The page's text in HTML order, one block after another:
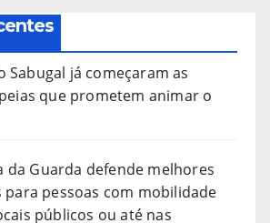
Sabugal já começaram as
que prometem animar o
da Guarda defende melhores
para pessoas com mobilidade
públicos ou até nas